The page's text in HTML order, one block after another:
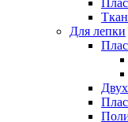
Для лепки